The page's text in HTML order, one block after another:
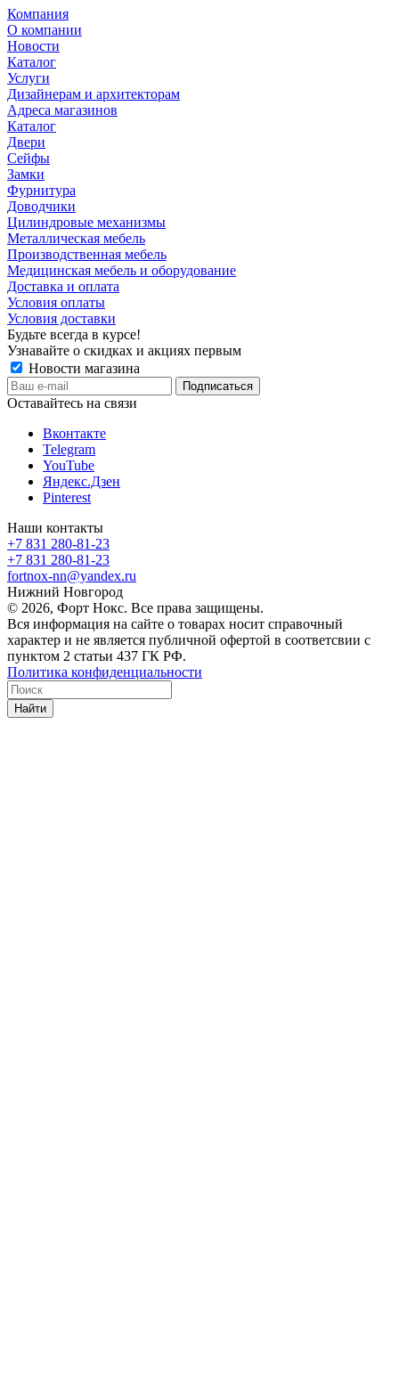
Компания
О компании
Новости
Каталог
Услуги
Дизайнерам и архитекторам
Адреса магазинов
Каталог
Двери
Сейфы
Замки
Фурнитура
Доводчики
Цилиндровые механизмы
Металлическая мебель
Производственная мебель
Медицинская мебель и оборудование
Доставка и оплата
Условия оплаты
Условия доставки
Будьте всегда в курсе!
Узнавайте о скидках и акциях первым
Новости магазина
Оставайтесь на связи
Вконтакте
Telegram
YouTube
Яндекс.Дзен
Pinterest
Наши контакты
+7 831 280-81-23
+7 831 280-81-23
fortnox-nn@yandex.ru
Нижний Новгород
© 2026, Форт Нокс. Все права защищены.
Вся информация на сайте о товарах носит справочный
характер и не является публичной офертой в соответсвии с
пунктом 2 статьи 437 ГК РФ.
Политика конфиденциальности
Найти